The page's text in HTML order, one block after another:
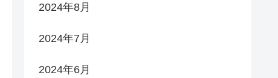
2024年8月
2024年7月
2024年6月